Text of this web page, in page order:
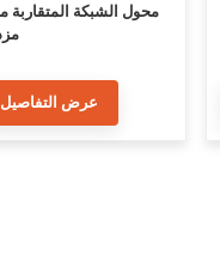
محول الشبكة المتقاربة
عرض التفاصيل